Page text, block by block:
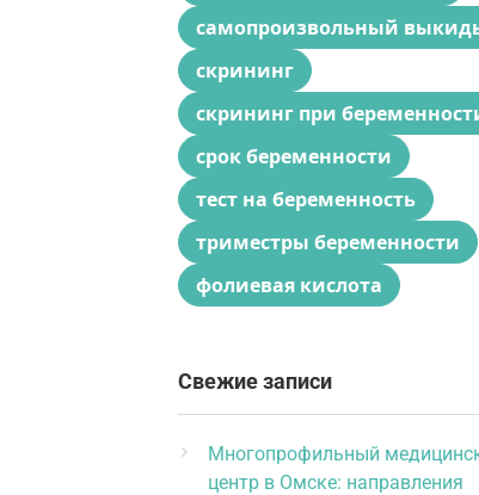
самопроизвольный
скрининг
скрининг при
срок беременности
тест на беременность
триместры беременности
фолиевая кислота
Свежие записи
Многопрофильный
центр в Омске: направления